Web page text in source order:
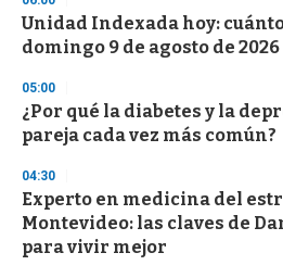
d
s
o
f
3
s
e
c
n
d
s
Unidad Indexada hoy:
domingo 9 de agosto de
05:00
¿Por qué la diabetes y la
pareja cada vez más común?
04:30
Experto en medicina del
Montevideo: las claves de
para vivir mejor